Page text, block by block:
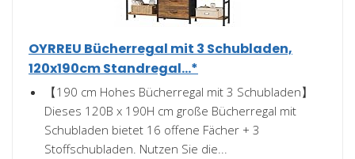
OYRREU Bücherregal mit 3 Schubladen,
120x190cm Standregal...*
【190 cm Hohes Bücherregal mit 3 Schubladen】
Dieses 120B x 190H cm große Bücherregal mit
Schubladen bietet 16 offene Fächer + 3
Stoffschubladen. Nutzen Sie die...